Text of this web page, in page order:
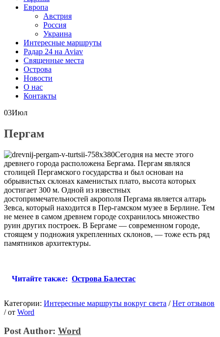
Европа
Австрия
Россия
Украина
Интересные маршруты
Радар 24 на Aviav
Священные места
Острова
Новости
О нас
Контакты
03Июл
Пергам
Сегодня на месте этого
древнего города расположена Бергама. Пергам являлся
столицей Пергамского государства и был основан на
обрывистых склонах каменистых плато, высота которых
достигает 300 м. Одной из известных
достопримечательностей акрополя Пергама является алтарь
Зевса, который находится в Пер-гамском музее в Берлине. Тем
не менее в самом древнем городе сохранилось множество
руин других построек. В Бергаме — современном городе,
стоящем у подножия укрепленных склонов, — тоже есть ряд
памятников архитектуры.
Читайте также: Острова Балестас
Категории: Интересные маршруты вокруг света / Нет отзывов
/от Word
Post Author: Word